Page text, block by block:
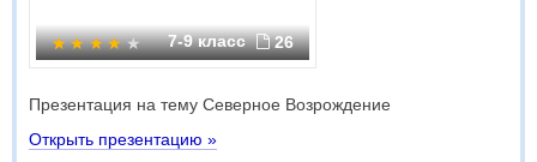
7-9 класс 26
Презентация на тему Северное Возрождение
Открыть презентацию »